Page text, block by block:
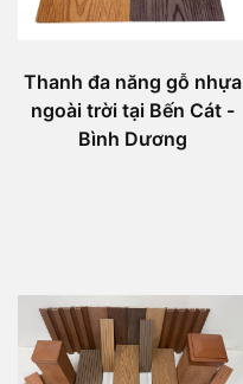
Thanh đa năng gỗ nhựa
ngoài trời tại Bến Cát -
Bình Dương